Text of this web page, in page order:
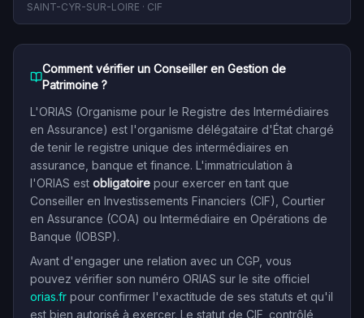
SAINT-CYR-SUR-LOIRE · CIF
Comment vérifier un Conseiller en Gestion de
Patrimoine ?
L'ORIAS (Organisme pour le Registre des Intermédiaires
en Assurance) est l'organisme délégataire d'État chargé
de tenir le registre unique des intermédiaires en
assurance, banque et finance. L'immatriculation à
l'ORIAS est obligatoire pour exercer en tant que
Conseiller en Investissements Financiers (CIF), Courtier
en Assurance (COA) ou Intermédiaire en Opérations de
Banque (IOBSP).
Avant d'engager une relation avec un CGP, vous
pouvez vérifier son numéro ORIAS sur le site officiel
orias.fr pour confirmer l'exactitude de ses statuts et qu'il
est bien autorisé à exercer. Le statut de CIF, contrôlé